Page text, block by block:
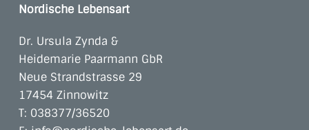
Nordische Lebensart
Dr. Ursula Zynda &
Heidemarie Paarmann GbR
Neue Strandstrasse 29
17454 Zinnowitz
T: 038377/36520